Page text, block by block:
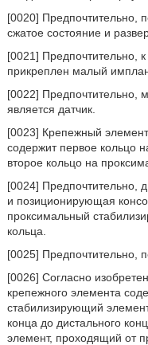
[0020] Предпочтительно,
сжатое состояние и
[0021] Предпочтительно,
прикреплен малый
[0022]
является датчик.
[0023] Крепежный
содержит первое кольцо
второе кольцо на
[0024] Предпочтительно,
и позиционирующая
проксимальный
кольца.
[0025] Предпочтительно,
[0026] Согласно
крепежного элемента
стабилизирующий
конца до дистального
элемент, проходящий от